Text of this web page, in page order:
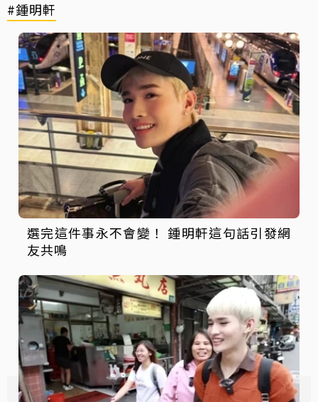
#鍾明軒
選完這件事永不會變！ 鍾明軒這句話引發網
友共鳴